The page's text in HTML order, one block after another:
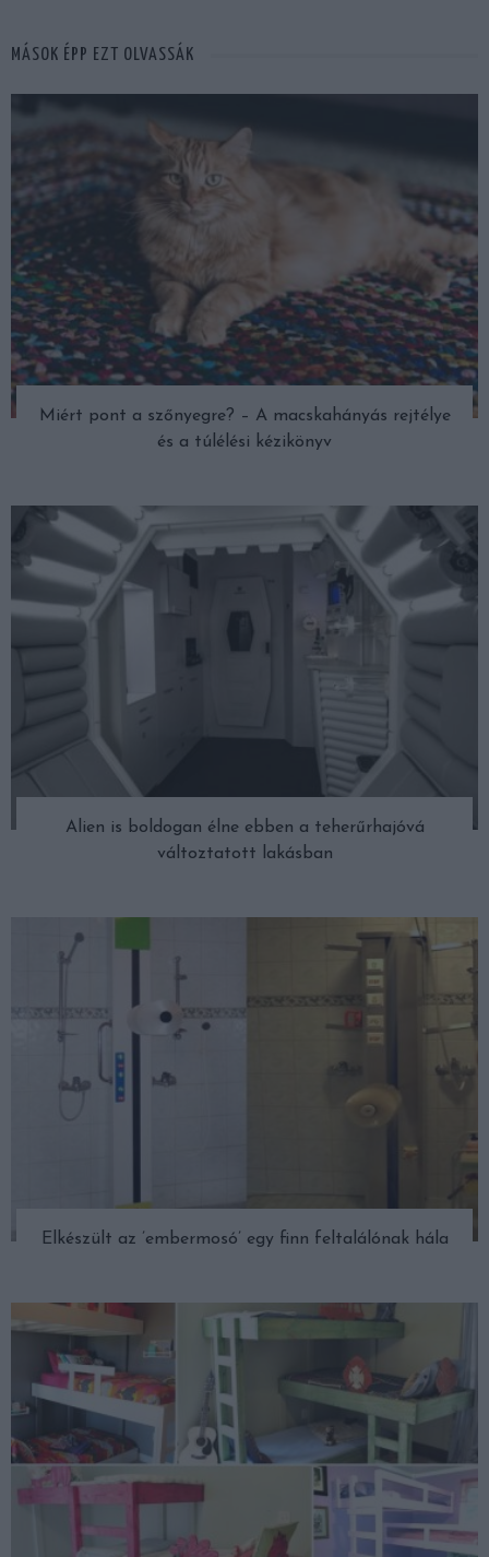
MÁSOK ÉPP EZT OLVASSÁK
Miért pont a szőnyegre? – A macskahányás rejtélye
és a túlélési kézikönyv
Alien is boldogan élne ebben a teherűrhajóvá
változtatott lakásban
Elkészült az ’embermosó’ egy finn feltalálónak hála